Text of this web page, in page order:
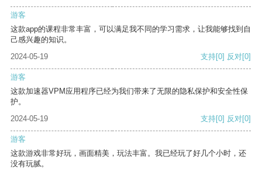
游客
这款app的课程非常丰富，可以满足我不同的学习需求，让我能够找到自
己感兴趣的知识。
2024-05-19
支持[0] 反对[0]
游客
这款加速器VPM应用程序已经为我们带来了无限的隐私保护和安全性保
护。
2024-05-19
支持[0] 反对[0]
游客
这款游戏非常好玩，画面精美，玩法丰富。我已经玩了好几个小时，还
没有玩腻。